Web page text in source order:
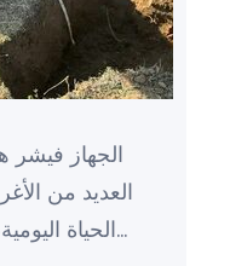
الجهاز
العديد من
الحياة